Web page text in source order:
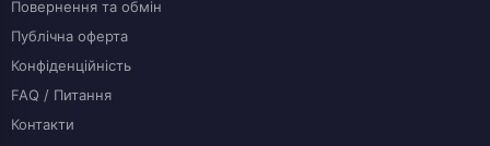
Повернення та обмін
Публічна оферта
Конфіденційність
FAQ / Питання
Контакти